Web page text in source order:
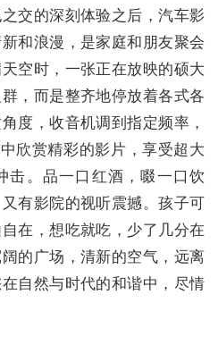
交的深刻体验之后，汽车影
和浪漫，是家庭和朋友聚会
空时，一张正在放映的硕大
，而是整齐地停放着各式各
度，收音机调到指定频率，
欣赏精彩的影片，享受超大
击。品一口红酒，啜一口饮
有影院的视听震撼。孩子可
在，想吃就吃，少了几分在
的广场，清新的空气，远离
自然与时代的和谐中，尽情